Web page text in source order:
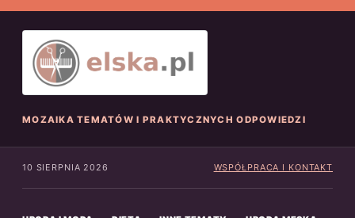
MOZAIKA TEMATÓW I PRAKTYCZNYCH ODPOWIEDZI
10 SIERPNIA 2026 WSPÓŁPRACA I KONTAKT